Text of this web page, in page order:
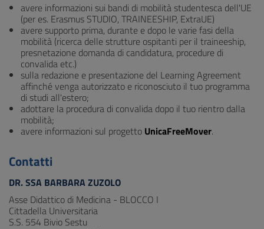
avere informazioni sui bandi di mobilità studentesca dell'UE
(per es. Erasmus STUDIO, TRAINEESHIP, ExtraUE)
avere supporto prima, durante e dopo le varie fasi della
mobilità (ricerca delle strutture ospitanti per il traineeship,
presnetazione domanda di candidatura, procedure di
convalida etc.)
sulla redazione e presentazione del Learning Agreement
affinché venga autorizzato e riconosciuto il tuo programma
di studi all'estero;
adottare la procedura di convalida dopo il tuo rientro dalla
mobilità;
avere informazioni sul progetto UnicaFreeMover.
Contatti
DR. SSA BARBARA ZUZOLO
Asse Didattico di Medicina - BLOCCO I
Cittadella Universitaria
S.S. 554 Bivio Sestu